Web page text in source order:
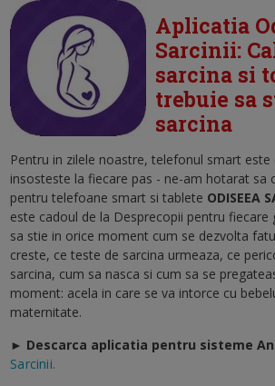
Aplicatia
Sarcinii:
sarcina si
trebuie sa
sarcina
Pentru in zilele noastre, telefonul smart este
insosteste la fiecare pas - ne-am hotarat sa
pentru telefoane smart si tablete ODISEEA
este cadoul de la Desprecopii pentru fiecare
sa stie in orice moment cum se dezvolta
creste, ce teste de sarcina urmeaza, ce
sarcina, cum sa nasca si cum sa se
moment: acela in care se va intorce cu
maternitate.
► Descarca aplicatia pentru sisteme
Sarcinii.